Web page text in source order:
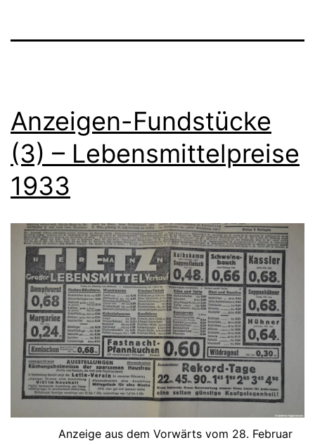
Anzeigen-Fundstücke
(3) – Lebensmittelpreise
1933
Anzeige aus dem Vorwärts vom 28. Februar